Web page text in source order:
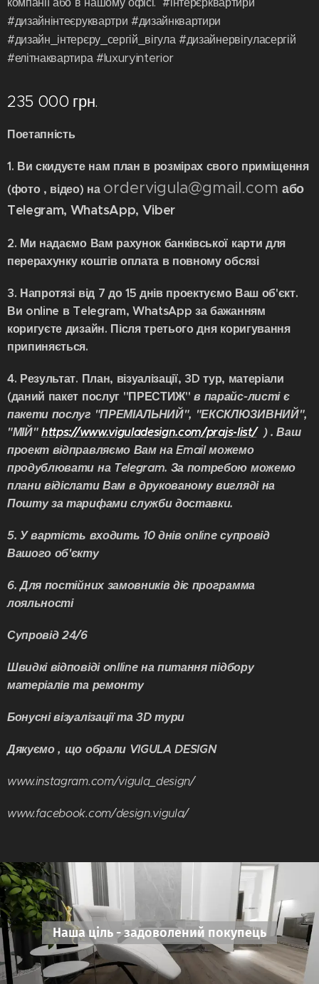
#дизайнінтеєруквартри #дизайнквартири
#дизайн_інтерєру_сергій_вігула #дизайнервігуласергій
#елітнаквартира #luxuryinterior
235 000 грн.
Поетапність
1. Ви скидуєте нам план в розмірах свого приміщення
(фото , відео) на ordervigula@gmail.com або
Telegram, WhatsApp, Viber
2. Ми надаємо Вам рахунок банківської карти для
перерахунку коштів оплата в повному обсязі
3. Напротязі від 7 до 15 днів проектуємо Ваш об'єкт.
Ви online в Telegram, WhatsApp за бажанням
коригуєте дизайн. Після третього дня коригування
припиняється.
4. Результат. План, візуалізації, 3D тур, матеріали
(даний пакет послуг "ПРЕСТИЖ"в парайс-листі є
пакети послуг "ПРЕМІАЛЬНИЙ", "ЕКСКЛЮЗИВНИЙ",
"МІЙ"https://www.viguladesign.com/prajs-list/) . Ваш
проект відправляємо Вам на Email можемо
продублювати на Telegram. За потребою можемо
плани відіслати Вам в друкованому вигляді на
Пошту за тарифами служби доставки.
5. У вартість входить 10 днів online супровід
Вашого об'єкту
6. Для постійних замовників діє программа
лояльності
Супровід 24/6
Швидкі відповіді onlline на питання підбору
матеріалів та ремонту
Бонусні візуалізації та 3D тури
Дякуємо , що обрали VIGULA DESIGN
www.instagram.com/vigula_design/
www.facebook.com/design.vigula/
Наша ціль - задоволений покупець